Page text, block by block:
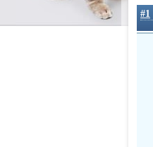
#1